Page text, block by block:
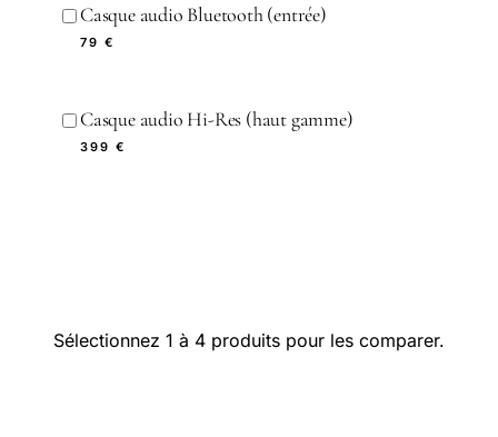
Casque audio Bluetooth (entrée)
79 €
Casque audio Hi-Res (haut gamme)
399 €
Sélectionnez 1 à 4 produits pour les comparer.